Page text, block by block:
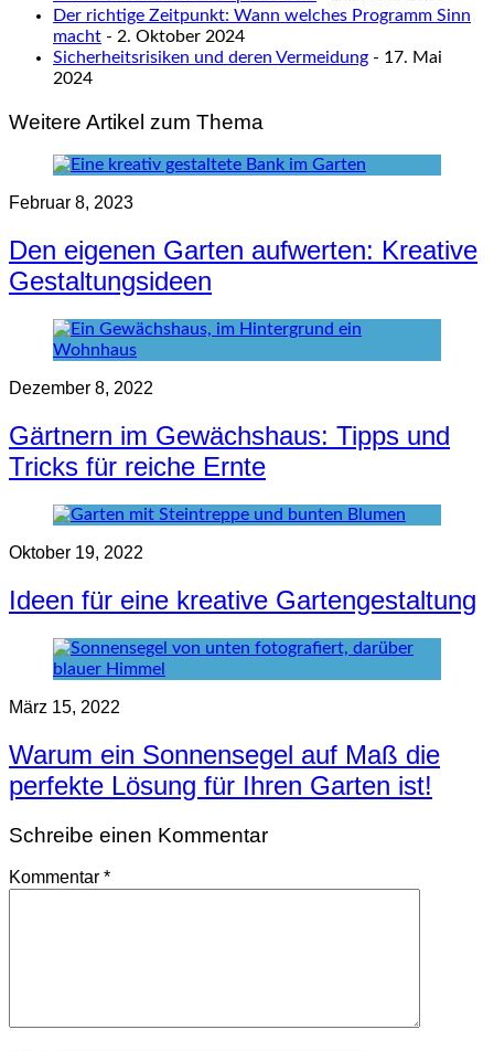
Der richtige Zeitpunkt: Wann welches Programm Sinn
macht - 2. Oktober 2024
Sicherheitsrisiken und deren Vermeidung - 17. Mai
2024
Weitere Artikel zum Thema
Februar 8, 2023
Den eigenen Garten aufwerten: Kreative
Gestaltungsideen
Dezember 8, 2022
Gärtnern im Gewächshaus: Tipps und
Tricks für reiche Ernte
Oktober 19, 2022
Ideen für eine kreative Gartengestaltung
März 15, 2022
Warum ein Sonnensegel auf Maß die
perfekte Lösung für Ihren Garten ist!
Schreibe einen Kommentar
Kommentar *